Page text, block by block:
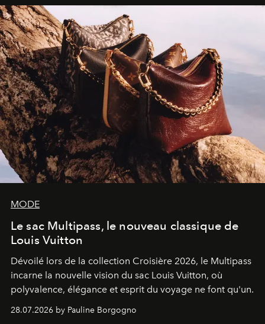
sculpture.
MODE
Le sac Multipass, le nouveau classique de
Louis Vuitton
Dévoilé lors de la collection Croisière 2026, le Multipass
incarne la nouvelle vision du sac Louis Vuitton, où
polyvalence, élégance et esprit du voyage ne font qu'un.
28.07.2026 by Pauline Borgogno